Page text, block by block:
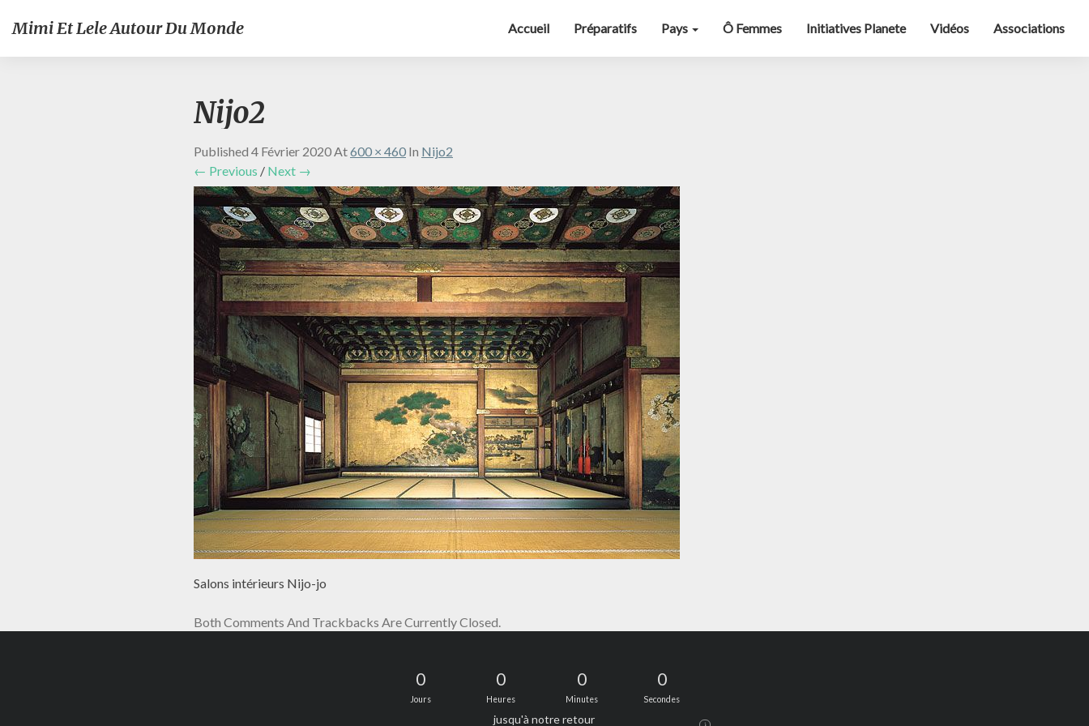
Mimi Et Lele Autour Du Monde Accueil Préparatifs Pays Ô Femmes Initiatives Planete Vidéos Associations
Nijo2
Published 4 Février 2020At600 × 460 In Nijo2
← Previous / Next →
Salons intérieurs Nijo-jo
Both Comments And Trackbacks Are Currently Closed.
0
Jours
0
Heures
0
Minutes
0
Secondes
jusqu'à notre retour